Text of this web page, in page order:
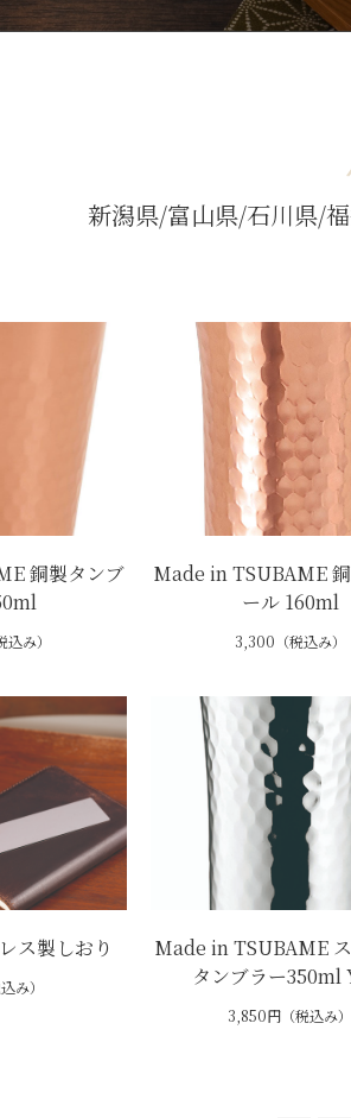
新潟県 富山県 石川県
銅製タンブ
み）
Made in TSUBAME
ール 160ml
3,300（税込み）
ス製しおり
み）
Made in TSUBAME
タンブラー350ml
3,850円（税込み）